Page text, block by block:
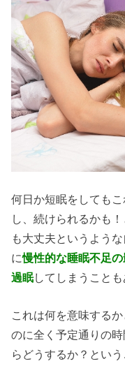
何日か短眠をしても
し、続けられるかも
も大丈夫というよう
に慢性的な睡眠不足
過眠してしまうことも
これは何を意味する
のに全く予定通りの
らどうするか？という